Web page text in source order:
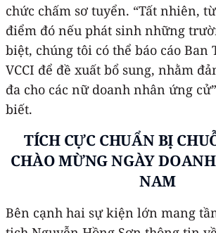
chức chấm sơ tuyển. “Tất nhiên,
điểm đó nếu phát sinh những
biệt, chúng tôi có thể báo cáo Ban
VCCI để đề xuất bổ sung, nhằm
đa cho các nữ doanh nhân ứng
biết.
TÍCH CỰC CHUẨN BỊ
CHÀO MỪNG NGÀY
NAM
Bên cạnh hai sự kiện lớn mang